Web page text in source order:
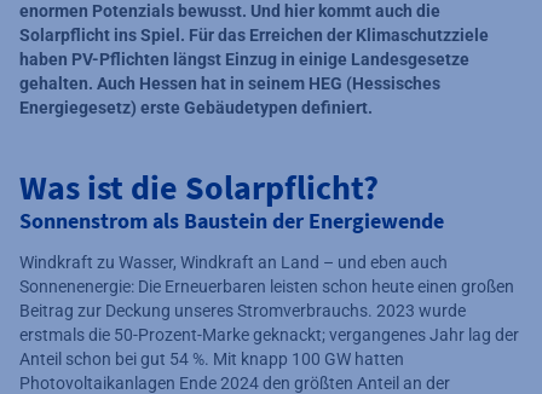
enormen Potenzials bewusst. Und hier kommt auch die
Solarpflicht ins Spiel. Für das Erreichen der Klimaschutzziele
haben PV-Pflichten längst Einzug in einige Landesgesetze
gehalten. Auch Hessen hat in seinem HEG (Hessisches
Energiegesetz) erste Gebäudetypen definiert.
Was ist die Solarpflicht?
Sonnenstrom als Baustein der Energiewende
Windkraft zu Wasser, Windkraft an Land – und eben auch
Sonnenenergie: Die Erneuerbaren leisten schon heute einen großen
Beitrag zur Deckung unseres Stromverbrauchs. 2023 wurde
erstmals die 50-Prozent-Marke geknackt; vergangenes Jahr lag der
Anteil schon bei gut 54 %. Mit knapp 100 GW hatten
Photovoltaikanlagen Ende 2024 den größten Anteil an der